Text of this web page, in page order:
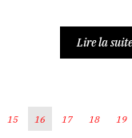
Lire la suite
15 16 17 18 19